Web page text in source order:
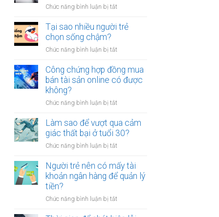
luôn
thấy
làm?
Chức năng bình luận bị tắt
nên
ổn
để
kinh
Tại sao nhiều người trẻ
chọn sống chậm?
Chức năng bình luận bị tắt
sao
nhiều
chọn
chậm?
Công chứng hợp đồng mua
bán tài sản online có được
không?
Chức năng bình luận bị tắt
chứng
hợp
mua
tài
sản
không?
Làm sao để vượt qua cảm
giác thất bại ở tuổi 30?
Chức năng bình luận bị tắt
sao
để
vượt
cảm
Người trẻ nên có mấy tài
khoản ngân hàng để quản lý
tiền?
Chức năng bình luận bị tắt